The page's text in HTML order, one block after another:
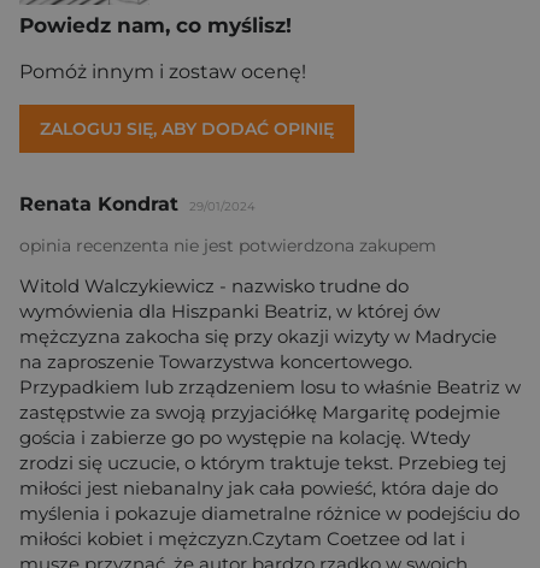
Powiedz nam, co myślisz!
Pomóż innym i zostaw ocenę!
ZALOGUJ SIĘ, ABY DODAĆ OPINIĘ
Renata Kondrat 29/01/2024
opinia recenzenta nie jest potwierdzona zakupem
Witold Walczykiewicz - nazwisko trudne do
wymówienia dla Hiszpanki Beatriz, w której ów
mężczyzna zakocha się przy okazji wizyty w Madrycie
na zaproszenie Towarzystwa koncertowego.
Przypadkiem lub zrządzeniem losu to właśnie Beatriz w
zastępstwie za swoją przyjaciółkę Margaritę podejmie
gościa i zabierze go po występie na kolację. Wtedy
zrodzi się uczucie, o którym traktuje tekst. Przebieg tej
miłości jest niebanalny jak cała powieść, która daje do
myślenia i pokazuje diametralne różnice w podejściu do
miłości kobiet i mężczyzn.Czytam Coetzee od lat i